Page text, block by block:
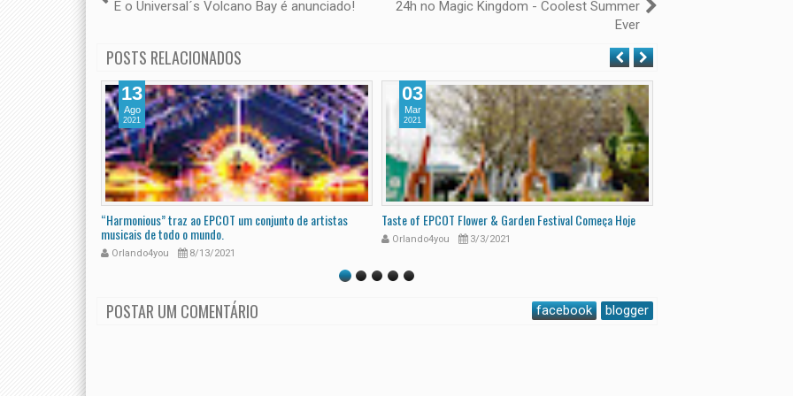
E o Universal´s Volcano Bay é anunciado!
24h no Magic Kingdom - Coolest Summer
Ever
POSTS RELACIONADOS
13
Ago
2021
“Harmonious” traz ao EPCOT um conjunto de artistas
musicais de todo o mundo.
Orlando4you 8/13/2021
03
Mar
2021
Taste of EPCOT Flower & Garden Festival Começa Hoje
Orlando4you 3/3/2021
POSTAR UM COMENTÁRIO facebook blogger